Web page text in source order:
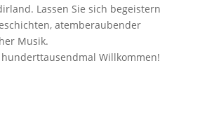
Lassen Sie sich begeistern
atemberaubender
Musik.
Willkommen!